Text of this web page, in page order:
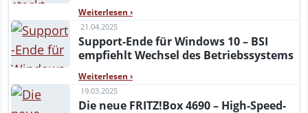
Weiterlesen ›
21.04.2025
Support-Ende für Windows 10 – BSI
empfiehlt Wechsel des Betriebssystems
Weiterlesen ›
19.03.2025
Die neue FRITZ!Box 4690 – High-Speed-